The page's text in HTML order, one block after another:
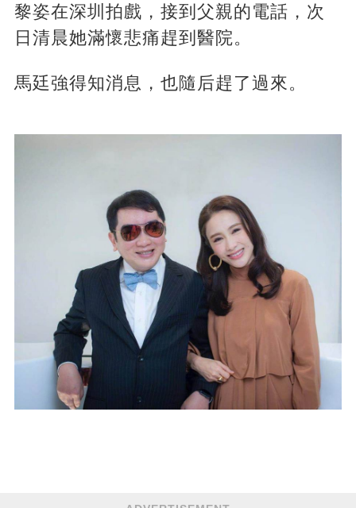
黎姿在深圳拍戲，接到父親的電話，次
日清晨她滿懷悲痛趕到醫院。
馬廷強得知消息，也隨后趕了過來。